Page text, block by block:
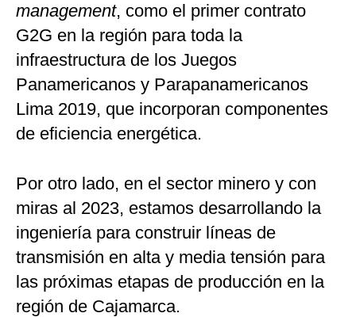
management, como el primer contrato
G2G en la región para toda la
infraestructura de los Juegos
Panamericanos y Parapanamericanos
Lima 2019, que incorporan componentes
de eficiencia energética.
Por otro lado, en el sector minero y con
miras al 2023, estamos desarrollando la
ingeniería para construir líneas de
transmisión en alta y media tensión para
las próximas etapas de producción en la
región de Cajamarca.